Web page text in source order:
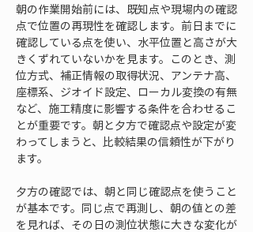
朝の作業開始前には、既知点や現場内の確認
点で位置の再現性を確認します。前日までに
確認している点を使い、水平位置と高さが大
きくずれていないかを見ます。このとき、測
位方式、補正情報の取得状況、アンテナ高、
座標系、ジオイド設定、ローカル変換の有無
など、施工精度に影響する条件を合わせるこ
とが重要です。朝と夕方で確認点や設定が変
わってしまうと、比較結果の信頼性が下がり
ます。
夕方の確認では、朝と同じ確認点を使うこと
が基本です。同じ点で再測し、朝の値との差
を見れば、その日の測位状態に大きな変化が